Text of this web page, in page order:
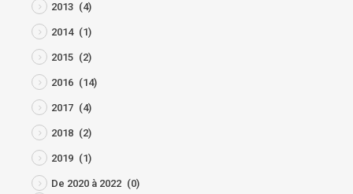
2013 (4)
2014 (1)
2015 (2)
2016 (14)
2017 (4)
2018 (2)
2019 (1)
De 2020 à 2022 (0)